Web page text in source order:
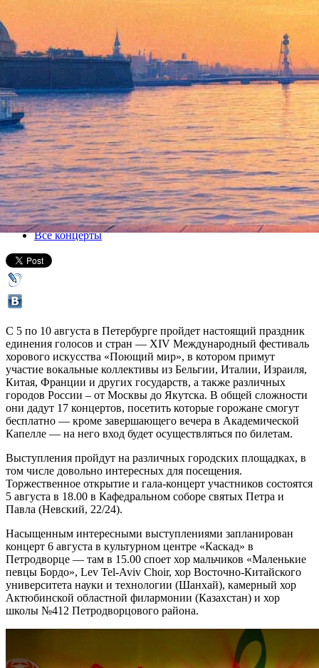
Петербург услышит голоса
Италии, Франции и Китая
05 августа 2016, пятница-10 августа 2016, среда
Версия для печати
Все концерты
С 5 по 10 августа в Петербурге пройдет настоящий праздник
единения голосов и стран — XIV Международный фестиваль
хорового искусства «Поющий мир», в котором примут
участие вокальные коллективы из Бельгии, Италии, Израиля,
Китая, Франции и других государств, а также различных
городов России – от Москвы до Якутска. В общей сложности
они дадут 17 концертов, посетить которые горожане смогут
бесплатно — кроме завершающего вечера в Академической
Капелле — на него вход будет осуществляться по билетам.
Выступления пройдут на различных городских площадках, в
том числе довольно интересных для посещения.
Торжественное открытие и гала-концерт участников состоятся
5 августа в 18.00 в Кафедральном соборе святых Петра и
Павла (Невский, 22/24).
Насыщенным интересными выступлениями запланирован
концерт 6 августа в культурном центре «Каскад» в
Петродворце — там в 15.00 споет хор мальчиков «Маленькие
певцы Бордо», Lev Tel-Aviv Choir, хор Восточно-Китайского
университета науки и технологии (Шанхай), камерный хор
Актюбинской областной филармонии (Казахстан) и хор
школы №412 Петродворцового района.